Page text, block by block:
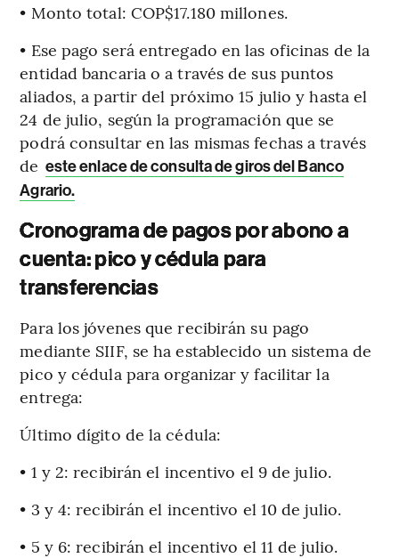
• Monto total: COP$17.180 millones.
• Ese pago será entregado en las oficinas de la
entidad bancaria o a través de sus puntos
aliados, a partir del próximo 15 julio y hasta el
24 de julio, según la programación que se
podrá consultar en las mismas fechas a través
de este enlace de consulta de giros del Banco
Agrario.
Cronograma de pagos por abono a
cuenta: pico y cédula para
transferencias
Para los jóvenes que recibirán su pago
mediante SIIF, se ha establecido un sistema de
pico y cédula para organizar y facilitar la
entrega:
Último dígito de la cédula:
• 1 y 2: recibirán el incentivo el 9 de julio.
• 3 y 4: recibirán el incentivo el 10 de julio.
• 5 y 6: recibirán el incentivo el 11 de julio.